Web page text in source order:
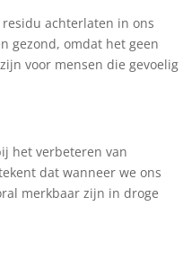
achterlaten in ons
gezond, omdat het geen
voor mensen die gevoelig
het verbeteren van
dat wanneer we ons
merkbaar zijn in droge